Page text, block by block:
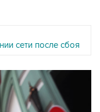
сети после сбоя